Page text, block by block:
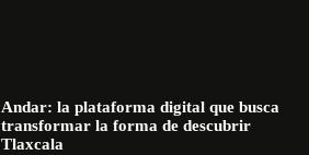
Andar: la plataforma digital que busca
transformar la forma de descubrir
Tlaxcala